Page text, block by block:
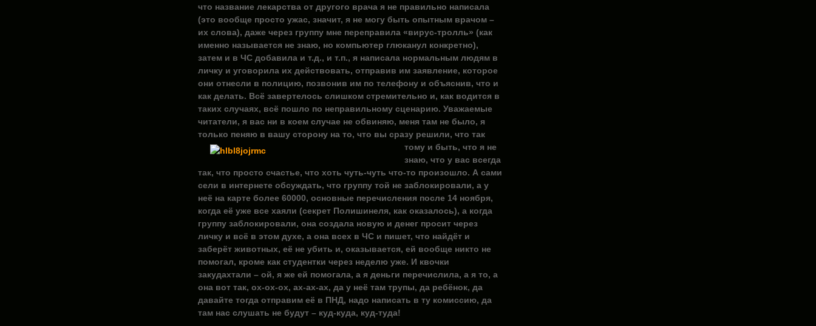
что название лекарства от другого врача я не правильно написала
(это вообще просто ужас, значит, я не могу быть опытным врачом –
их слова), даже через группу мне переправила «вирус-тролль» (как
именно называется не знаю, но компьютер глюканул конкретно),
затем и в ЧС добавила и т.д., и т.п., я написала нормальным людям в
личку и уговорила их действовать, отправив им заявление, которое
они отнесли в полицию, позвонив им по телефону и объяснив, что и
как делать. Всё завертелось слишком стремительно и, как водится в
таких случаях, всё пошло по неправильному сценарию. Уважаемые
читатели, я вас ни в коем случае не обвиняю, меня там не было, я
только пеняю в вашу сторону на то, что вы сразу решили, что так
тому и быть, что я не
знаю, что у вас всегда
так, что просто счастье, что хоть чуть-чуть что-то произошло. А сами
сели в интернете обсуждать, что группу той не заблокировали, а у
неё на карте более 60000, основные перечисления после 14 ноября,
когда её уже все хаяли (секрет Полишинеля, как оказалось), а когда
группу заблокировали, она создала новую и денег просит через
личку и всё в этом духе, а она всех в ЧС и пишет, что найдёт и
заберёт животных, её не убить и, оказывается, ей вообще никто не
помогал, кроме как студентки через неделю уже. И квочки
закудахтали – ой, я же ей помогала, а я деньги перечислила, а я то, а
она вот так, ох-ох-ох, ах-ах-ах, да у неё там трупы, да ребёнок, да
давайте тогда отправим её в ПНД, надо написать в ту комиссию, да
там нас слушать не будут – куд-куда, куд-туда!